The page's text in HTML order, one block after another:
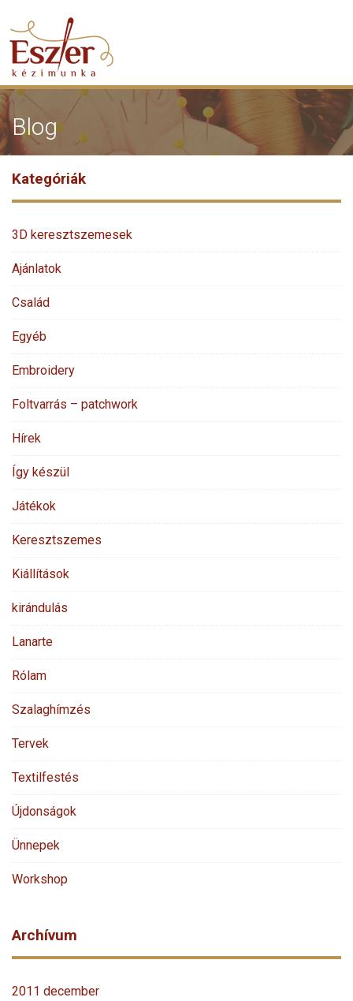
Blog
Kategóriák
3D keresztszemesek
Ajánlatok
Család
Egyéb
Embroidery
Foltvarrás – patchwork
Hírek
Így készül
Játékok
Keresztszemes
Kiállítások
kirándulás
Lanarte
Rólam
Szalaghímzés
Tervek
Textilfestés
Újdonságok
Ünnepek
Workshop
Archívum
2011 december